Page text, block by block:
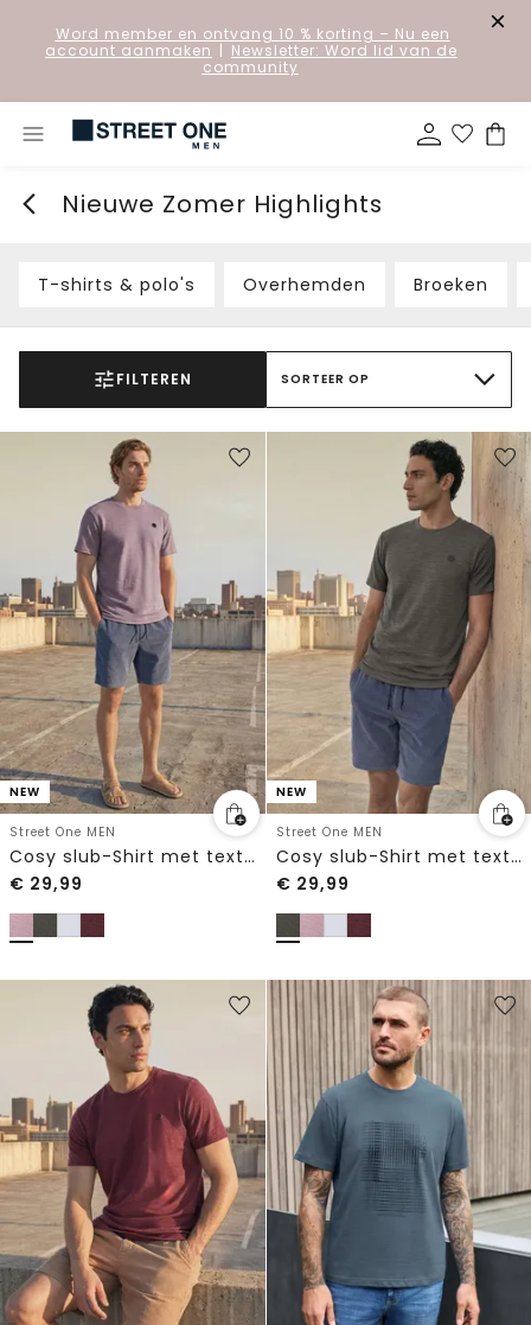
Word member en ontvang 10 % korting – Nu een
account aanmaken | Newsletter: Word lid van de
community
Nieuwe Zomer Highlights
T-shirts & polo's Overhemden Broeken
FILTEREN SORTEER OP
NEW
Street One MEN
Cosy slub-Shirt met textuur
€ 29,99
NEW
Street One MEN
Cosy slub-Shirt met textuur
€ 29,99